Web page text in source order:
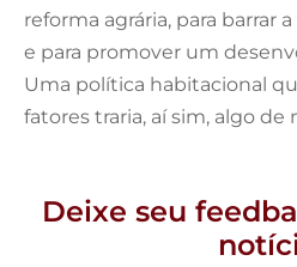
reforma agrária, para barrar
e para promover um
Uma política habitacional
fatores traria, aí sim, algo de
Deixe seu